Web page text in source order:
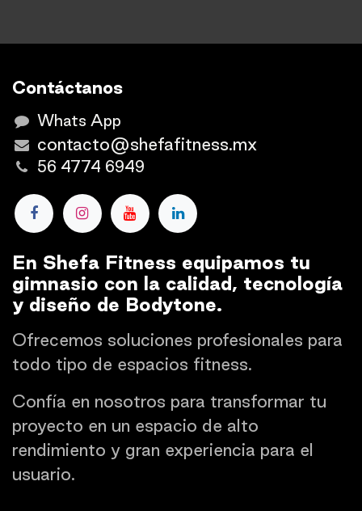
Contáctanos
Whats App
contacto@shefafitness.mx
56 4774 6949
En Shefa Fitness equipamos tu
gimnasio con la calidad, tecnología
y diseño de Bodytone.
Ofrecemos soluciones profesionales para
todo tipo de espacios fitness.
Confía en nosotros para transformar tu
proyecto en un espacio de alto
rendimiento y gran experiencia para el
usuario.